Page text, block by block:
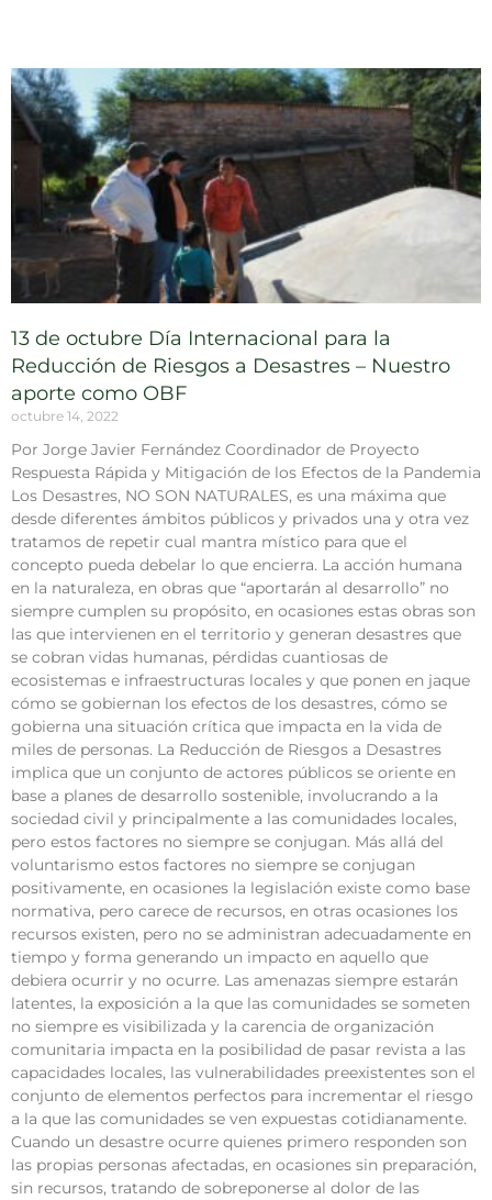
13 de octubre Día Internacional para la
Reducción de Riesgos a Desastres – Nuestro
aporte como OBF
octubre 14, 2022
Por Jorge Javier Fernández Coordinador de Proyecto
Respuesta Rápida y Mitigación de los Efectos de la Pandemia
Los Desastres, NO SON NATURALES, es una máxima que
desde diferentes ámbitos públicos y privados una y otra vez
tratamos de repetir cual mantra místico para que el
concepto pueda debelar lo que encierra. La acción humana
en la naturaleza, en obras que “aportarán al desarrollo” no
siempre cumplen su propósito, en ocasiones estas obras son
las que intervienen en el territorio y generan desastres que
se cobran vidas humanas, pérdidas cuantiosas de
ecosistemas e infraestructuras locales y que ponen en jaque
cómo se gobiernan los efectos de los desastres, cómo se
gobierna una situación crítica que impacta en la vida de
miles de personas. La Reducción de Riesgos a Desastres
implica que un conjunto de actores públicos se oriente en
base a planes de desarrollo sostenible, involucrando a la
sociedad civil y principalmente a las comunidades locales,
pero estos factores no siempre se conjugan. Más allá del
voluntarismo estos factores no siempre se conjugan
positivamente, en ocasiones la legislación existe como base
normativa, pero carece de recursos, en otras ocasiones los
recursos existen, pero no se administran adecuadamente en
tiempo y forma generando un impacto en aquello que
debiera ocurrir y no ocurre. Las amenazas siempre estarán
latentes, la exposición a la que las comunidades se someten
no siempre es visibilizada y la carencia de organización
comunitaria impacta en la posibilidad de pasar revista a las
capacidades locales, las vulnerabilidades preexistentes son el
conjunto de elementos perfectos para incrementar el riesgo
a la que las comunidades se ven expuestas cotidianamente.
Cuando un desastre ocurre quienes primero responden son
las propias personas afectadas, en ocasiones sin preparación,
sin recursos, tratando de sobreponerse al dolor de las